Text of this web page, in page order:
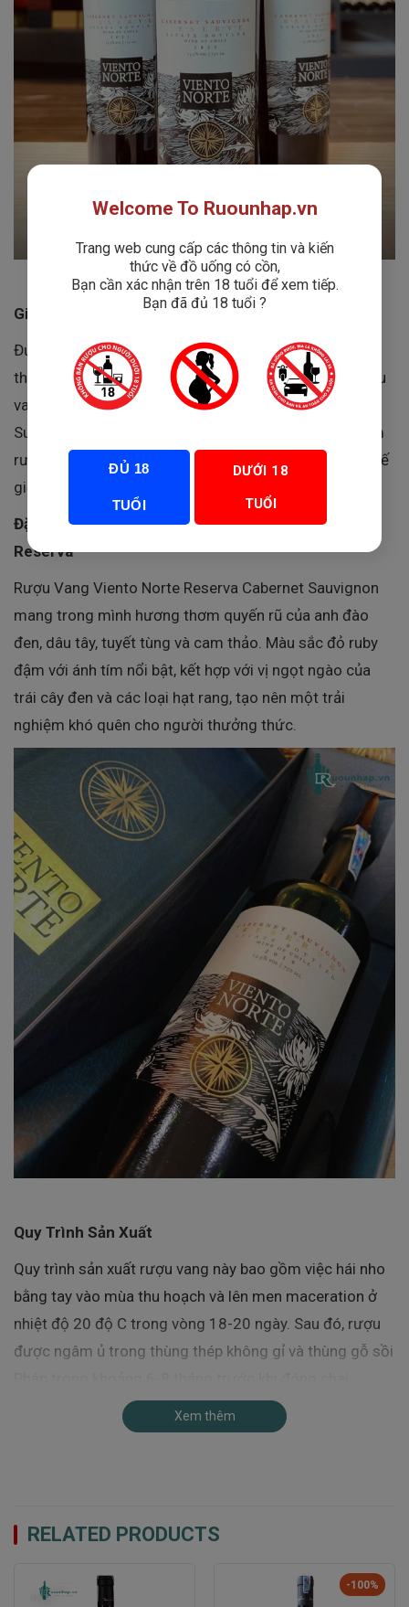
Giới Thiệu Nhà Sur Valles
Được thành lập từ năm 1961, Sur Valles nay đã trở
thành một trong những nhà sản xuất và xuất khẩu rượu
vang hàng đầu tại Chile. Với hơn 60 năm kinh nghiệm,
Sur Valles không ngừng nỗ lực tạo ra những sản phẩm
rượu vang chất lượng cao, được yêu thích trên toàn thế
giới.
Đặc Điểm Nổi Bật Của Rượu Vang Viento Norte
Reserva
Rượu Vang Viento Norte Reserva Cabernet Sauvignon
mang trong mình hương thơm quyến rũ của anh đào
đen, dâu tây, tuyết tùng và cam thảo. Màu sắc đỏ ruby
đậm với ánh tím nổi bật, kết hợp với vị ngọt ngào của
trái cây đen và các loại hạt rang, tạo nên một trải
nghiệm khó quên cho người thưởng thức.
Quy Trình Sản Xuất
Quy trình sản xuất rượu vang này bao gồm việc hái nho
bằng tay vào mùa thu hoạch và lên men maceration ở
nhiệt độ 20 độ C trong vòng 18-20 ngày. Sau đó, rượu
được ngâm ủ trong thùng thép không gỉ và thùng gỗ sồi
Cách Thưởng Thức và Kết Hợp
của rượu làm nổi bật hương vị của các món ăn, mang lại
Xem thêm
RELATED PRODUCTS
-100%
Welcome To Ruounhap.vn
Trang web cung cấp các thông tin và kiến
thức về đồ uống có cồn,
Bạn cần xác nhận trên 18 tuổi để xem tiếp.
Bạn đã đủ 18 tuổi ?
ĐỦ 18
TUỔI
DƯỚI 18
TUỔI